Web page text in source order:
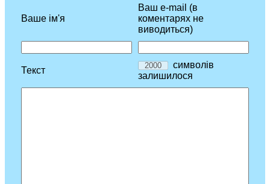
Ваше ім'я
Ваш e-mail (в
коментарях не
виводиться)
Текст
символів
залишилося